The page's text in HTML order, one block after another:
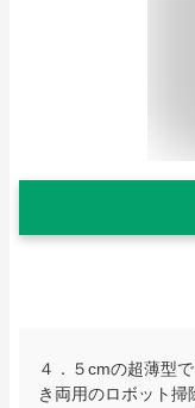
４．５cmの超薄型
き両用のロボット掃